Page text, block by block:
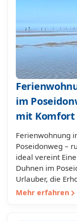
im
mit Komfort
Ferienwohnung
Poseidonweg –
ideal vereint
Duhnen im
Urlauber, die
Mehr erfahren